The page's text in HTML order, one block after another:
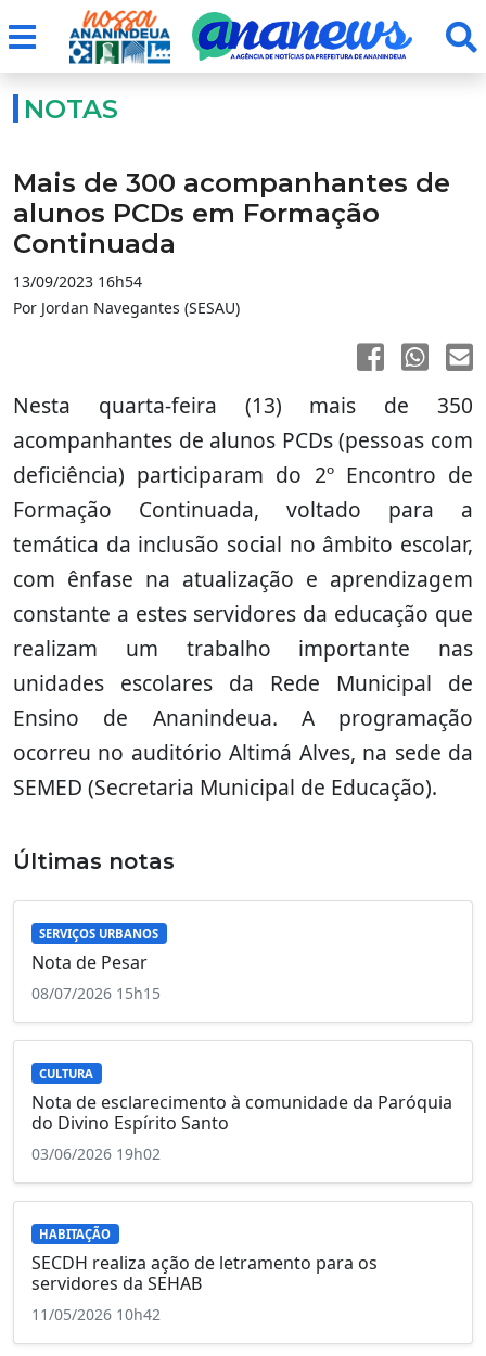
NOTAS
Mais de 300 acompanhantes de
alunos PCDs em Formação
Continuada
13/09/2023 16h54
Por Jordan Navegantes (SESAU)
Nesta quarta-feira (13) mais de 350
acompanhantes de alunos PCDs (pessoas com
deficiência) participaram do 2º Encontro de
Formação Continuada, voltado para a
temática da inclusão social no âmbito escolar,
com ênfase na atualização e aprendizagem
constante a estes servidores da educação que
realizam um trabalho importante nas
unidades escolares da Rede Municipal de
Ensino de Ananindeua. A programação
ocorreu no auditório Altimá Alves, na sede da
SEMED (Secretaria Municipal de Educação).
Últimas notas
SERVIÇOS URBANOS
Nota de Pesar
08/07/2026 15h15
CULTURA
Nota de esclarecimento à comunidade da Paróquia
do Divino Espírito Santo
03/06/2026 19h02
HABITAÇÃO
SECDH realiza ação de letramento para os
servidores da SEHAB
11/05/2026 10h42